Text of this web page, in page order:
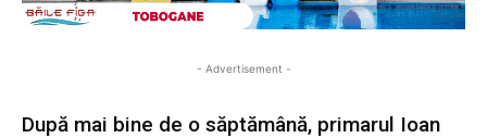
- Advertisement -
După mai bine de o săptămână, primarul Ioan